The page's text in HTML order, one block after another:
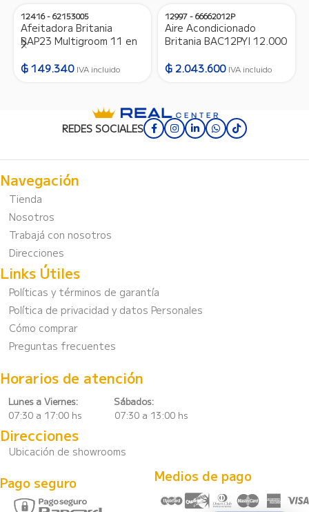
12416 - 62153005
Afeitadora Britania
BAP23 Multigroom 11 en
₲ 149.340 IVA incluido
12997 - 66662012P
Aire Acondicionado
Britania BAC12PYI 12.000
R410A – 220V/50HZ –
₲2.043.600 IVA incluido
REDES SOCIALES
Navegación
Tienda
Nosotros
Trabajá con nosotros
Direcciones
Links Útiles
Políticas y términos de garantía
Política de privacidad y datos Personales
Cómo comprar
Preguntas frecuentes
Horarios de atención
Lunes a Viernes:
Sábados:
07:30 a 17:00 hs 07:30 a 13:00 hs
Direcciones
Ubicación de showrooms
Pago seguro Medios de pago